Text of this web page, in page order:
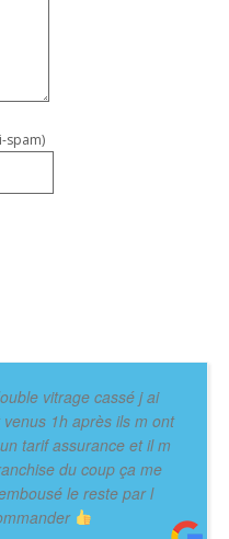
spam)
vitrage cassé j ai
1h après ils m ont
tarif assurance et il m
du coup ça me
le reste par l